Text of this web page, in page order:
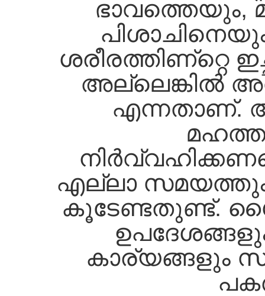
ഭാവത്തെയും,
ശരീരത്തിണ്റ്റെ
അല്ലെങ്കില്‍
എന്നതാണ്‌.
എല്ലാ
കൂടേണ്ടതുണ്ട്‌.
കാര്യങ്ങളും